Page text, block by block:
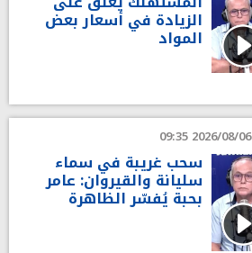
الزيادة في أسعار بعض
المواد
2026/08/06 09:35
سحب غريبة في سماء
سليانة والقيروان: عامر
بحبة يُفسّر الظاهرة